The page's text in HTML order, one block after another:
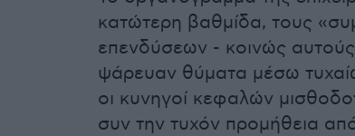
κατώτερη βαθμίδα, τους
επενδύσεων - κοινώς
ψάρευαν θύματα μέσω
οι κυνηγοί κεφαλών
συν την τυχόν προμήθεια